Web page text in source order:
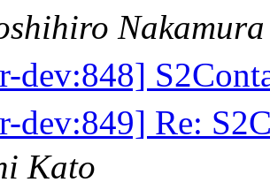
Nakamura
dev:848]
dev:849] Re:
Kato